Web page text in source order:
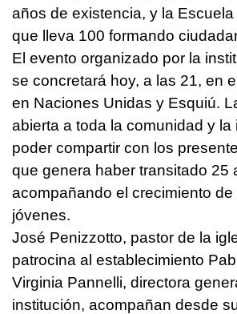
años de existencia, y la Escuela
que lleva 100 formando
El evento organizado por la
se concretará hoy, a las 21, en
en Naciones Unidas y Esquiú.
abierta a toda la comunidad y la
poder compartir con los
que genera haber transitado 25
acompañando el crecimiento
jóvenes.
José Penizzotto, pastor de la
patrocina al establecimiento
Virginia Pannelli, directora
institución, acompañan desde